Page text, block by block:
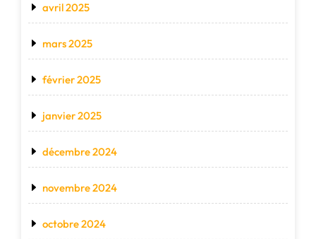
avril 2025
mars 2025
février 2025
janvier 2025
décembre 2024
novembre 2024
octobre 2024